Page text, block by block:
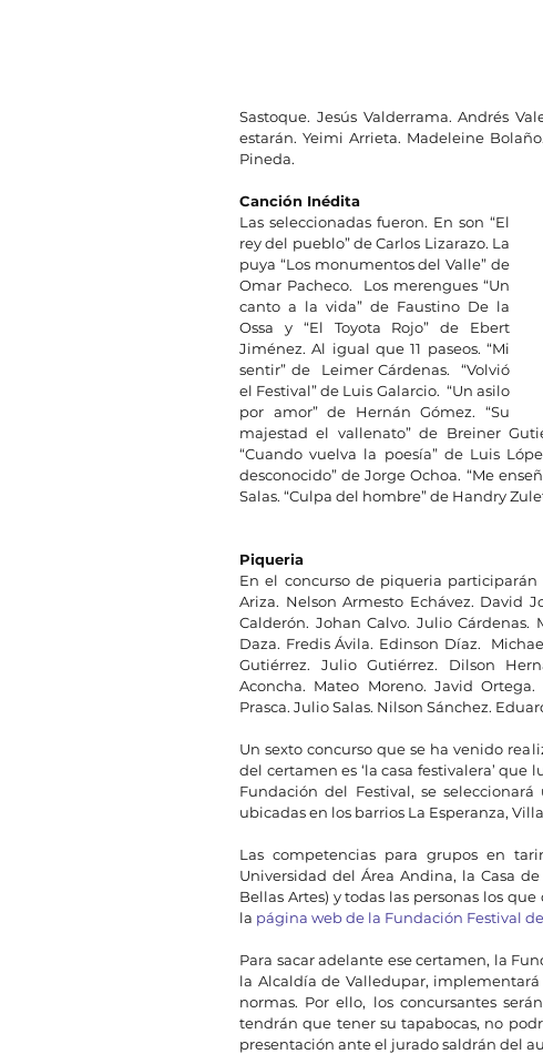
Sastoque. Jesús Valderrama. Andrés
estarán. Yeimi Arrieta. Madeleine
Pineda.
Canción Inédita
Las seleccionadas fueron. En son “El
rey del pueblo” de Carlos Lizarazo. La
puya “Los monumentos del Valle” de
Omar Pacheco.  Los merengues “Un
canto a la vida” de Faustino De la
Ossa y “El Toyota Rojo” de Ebert
Jiménez. Al igual que 11 paseos. “Mi
sentir” de  Leimer Cárdenas.  “Volvió
el Festival” de Luis Galarcio.  “Un asilo
por amor” de Hernán Gómez. “Su
majestad el vallenato” de Breiner
“Cuando vuelva la poesía” de Luis
desconocido” de Jorge Ochoa. “Me
Salas. “Culpa del hombre” de Handry
Piqueria
En el concurso de piqueria participarán
Ariza. Nelson Armesto Echávez. David
Calderón. Johan Calvo. Julio Cárdenas.
Daza. Fredis Ávila. Edinson Díaz.
Gutiérrez. Julio Gutiérrez. Dilson
Aconcha. Mateo Moreno. Javid
Prasca. Julio Salas. Nilson Sánchez.
Un sexto concurso que se ha venido
del certamen es ‘la casa festivalera’
Fundación del Festival, se
ubicadas en los barrios La Esperanza,
Las competencias para grupos en
Universidad del Área Andina, la Casa
Bellas Artes) y todas las personas los
la página web de la Fundación Festival
Para sacar adelante ese certamen, la
la Alcaldía de Valledupar,
normas. Por ello, los concursantes
tendrán que tener su tapabocas, no
presentación ante el jurado saldrán del